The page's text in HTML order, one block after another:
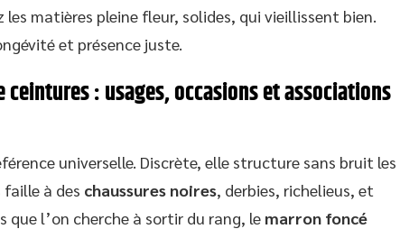
matières pleine fleur, solides, qui vieillissent bien.
et présence juste.
ceintures : usages, occasions et associations
universelle. Discrète, elle structure sans bruit les
faille à des chaussures noires, derbies, richelieus, et
que l’on cherche à sortir du rang, le marron foncé